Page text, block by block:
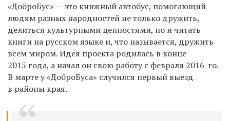
«ДоброБус» — это книжный автобус, помогающий
людям разных народностей не только дружить,
делиться культурными ценностями, но и читать
книги на русском языке и, что называется, дружить
всем миром. Идея проекта родилась в конце
2015 года, а начал он свою работу с февраля 2016-го.
В марте у «ДоброБуса» случился первый выезд
в районы края.